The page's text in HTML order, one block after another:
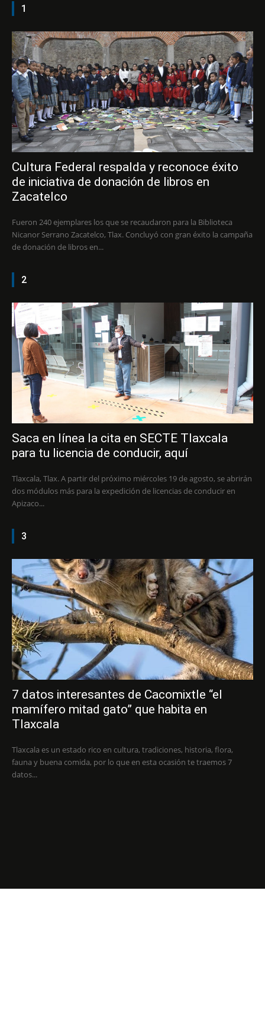
1
Cultura Federal respalda y reconoce éxito
de iniciativa de donación de libros en
Zacatelco
Fueron 240 ejemplares los que se recaudaron para la Biblioteca
Nicanor Serrano Zacatelco, Tlax. Concluyó con gran éxito la campaña
de donación de libros en...
2
Saca en línea la cita en SECTE Tlaxcala
para tu licencia de conducir, aquí
Tlaxcala, Tlax. A partir del próximo miércoles 19 de agosto, se abrirán
dos módulos más para la expedición de licencias de conducir en
Apizaco...
3
7 datos interesantes de Cacomixtle “el
mamífero mitad gato” que habita en
Tlaxcala
Tlaxcala es un estado rico en cultura, tradiciones, historia, flora,
fauna y buena comida, por lo que en esta ocasión te traemos 7
datos...